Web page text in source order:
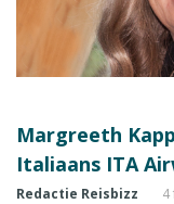
Margreeth
Italiaans ITA
Redactie Reisbizz 4